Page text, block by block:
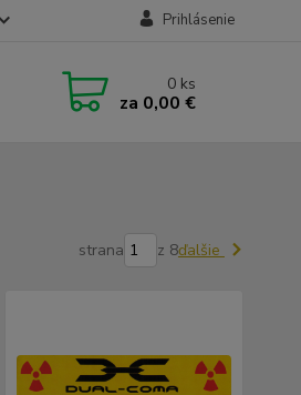
Prihlásenie
0 ks
za 0,00 €
strana z 8ďalšie